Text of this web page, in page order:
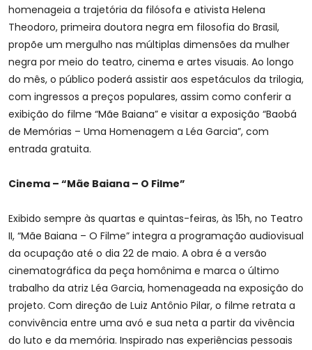
homenageia a trajetória da filósofa e ativista Helena
Theodoro, primeira doutora negra em filosofia do Brasil,
propõe um mergulho nas múltiplas dimensões da mulher
negra por meio do teatro, cinema e artes visuais. Ao longo
do mês, o público poderá assistir aos espetáculos da trilogia,
com ingressos a preços populares, assim como conferir a
exibição do filme “Mãe Baiana” e visitar a exposição “Baobá
de Memórias – Uma Homenagem a Léa Garcia”, com
entrada gratuita.
Cinema – “Mãe Baiana – O Filme”
Exibido sempre às quartas e quintas-feiras, às 15h, no Teatro
II, “Mãe Baiana – O Filme” integra a programação audiovisual
da ocupação até o dia 22 de maio. A obra é a versão
cinematográfica da peça homônima e marca o último
trabalho da atriz Léa Garcia, homenageada na exposição do
projeto. Com direção de Luiz Antônio Pilar, o filme retrata a
convivência entre uma avó e sua neta a partir da vivência
do luto e da memória. Inspirado nas experiências pessoais